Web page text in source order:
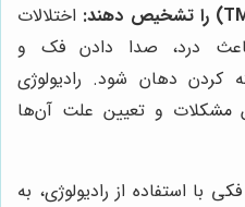
اختلالات
درد، صدا دادن فک و
کردن دهان شود. رادیولوژی
مشکلات و تعیین علت آن‌ها
استفاده از رادیولوژی، به